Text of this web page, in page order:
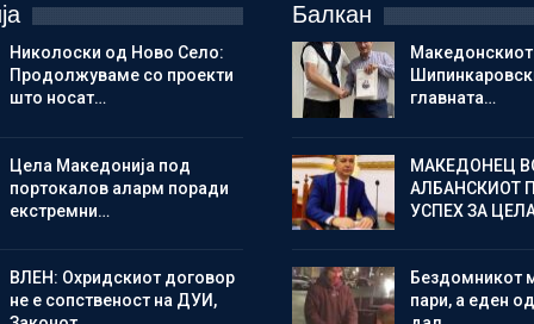
Николоски од Ново Село:
Продолжуваме со проекти
што носат…
Цела Македонија под
портокалов аларм поради
екстремни…
ВЛЕН: Охридскиот договор
не е сопственост на ДУИ,
Балкан
главната…
МАКЕДОНЕЦ
АЛБАНСКИОТ
УСПЕХ ЗА
Бездомникот
пари, а еден